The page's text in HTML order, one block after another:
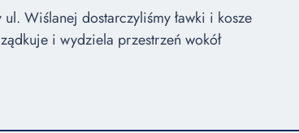
Wiślanej dostarczyliśmy ławki i kosze
i wydziela przestrzeń wokół